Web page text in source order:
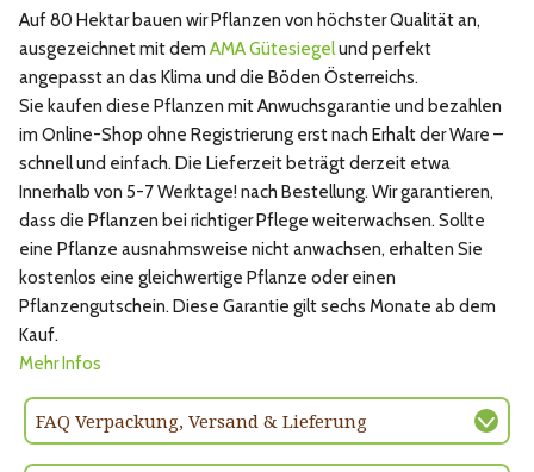
Auf 80 Hektar bauen wir Pflanzen von höchster Qualität an,
ausgezeichnet mit dem AMA Gütesiegelund perfekt
angepasst an das Klima und die Böden Österreichs.
Sie kaufen diese Pflanzen mit Anwuchsgarantie und bezahlen
im Online-Shop ohne Registrierung erst nach Erhalt der Ware –
schnell und einfach. Die Lieferzeit beträgt derzeit etwa
Innerhalb von 5-7 Werktage! nach Bestellung. Wir garantieren,
dass die Pflanzen bei richtiger Pflege weiterwachsen. Sollte
eine Pflanze ausnahmsweise nicht anwachsen, erhalten Sie
kostenlos eine gleichwertige Pflanze oder einen
Pflanzengutschein. Diese Garantie gilt sechs Monate ab dem
Kauf.
Mehr Infos
FAQ Verpackung, Versand & Lieferung